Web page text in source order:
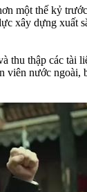
một thế kỷ
dựng xuất
thập các tài
viên nước